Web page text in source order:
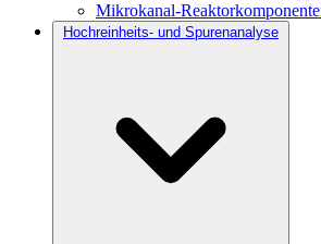
Mikrokanal-
Hochreinheits- und Spurenanalyse